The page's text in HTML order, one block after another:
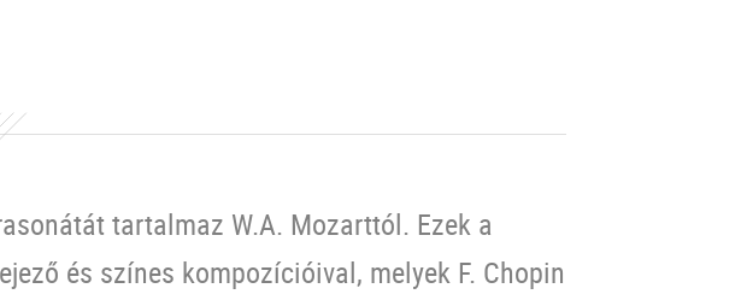
tartalmaz W.A. Mozarttól. Ezek a
és színes kompozícióival, melyek F. Chopin